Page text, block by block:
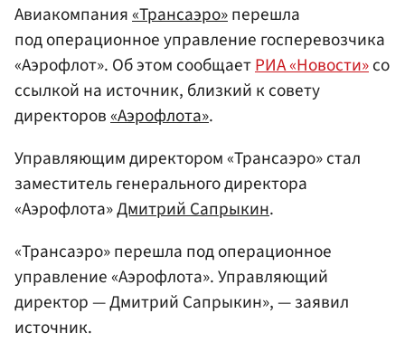
Авиакомпания«Трансаэро»перешла
под операционное управление госперевозчика
«Аэрофлот». Об этом сообщаетРИА «Новости»со
ссылкой на источник, близкий к совету
директоров«Аэрофлота».
Управляющим директором «Трансаэро» стал
заместитель генерального директора
«Аэрофлота»Дмитрий Сапрыкин.
«Трансаэро» перешла под операционное
управление «Аэрофлота». Управляющий
директор — Дмитрий Сапрыкин», — заявил
источник.